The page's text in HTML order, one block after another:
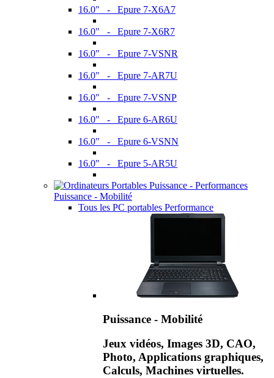
16.0" - Epure 7-X6A7
16.0" - Epure 7-X6R7
16.0" - Epure 7-VSNR
16.0" - Epure 7-AR7U
16.0" - Epure 7-VSNP
16.0" - Epure 6-AR6U
16.0" - Epure 6-VSNN
16.0" - Epure 5-AR5U
Puissance - Mobilité
Tous les PC portables Performance
Puissance - Mobilité
Jeux vidéos, Images 3D, CAO,
Photo, Applications graphiques,
Calculs, Machines virtuelles.